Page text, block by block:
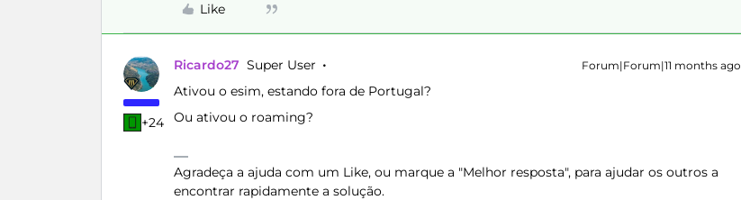
Like
+24
Ricardo27 Super User Forum|Forum|11 months ago
Ativou o esim, estando fora de Portugal?
Ou ativou o roaming?
Agradeça a ajuda com um Like, ou marque a "Melhor resposta", para ajudar os outros a
encontrar rapidamente a solução.